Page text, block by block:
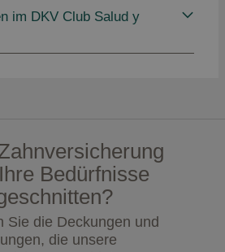
im DKV Club Salud y
Bedürfnisse
Sie die Deckungen und
die unsere